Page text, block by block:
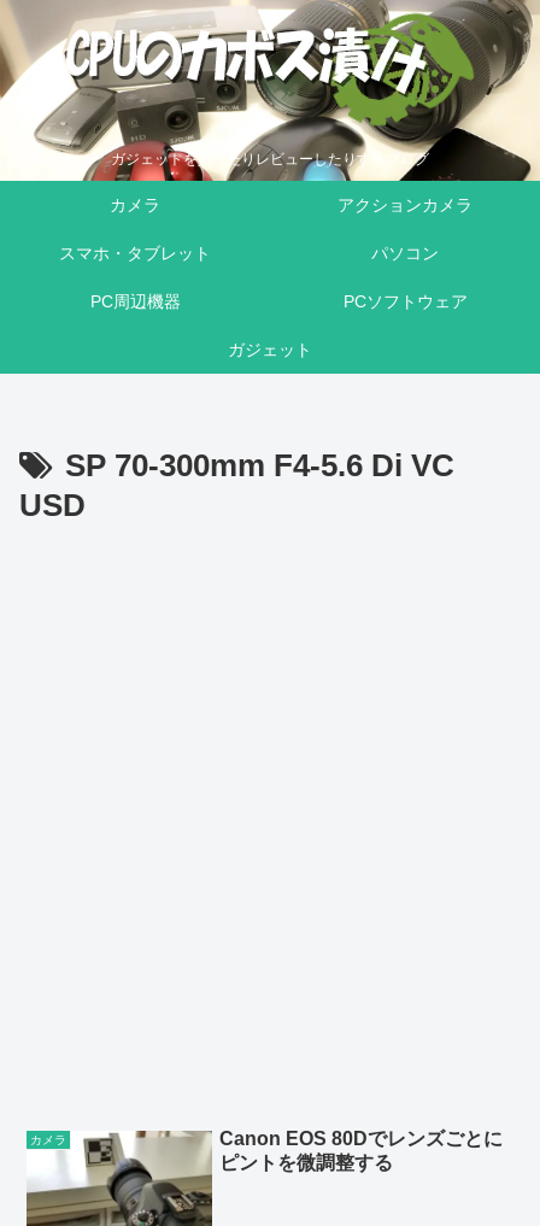
ガジェットを買ったりレビューしたりするブログ
カメラ アクションカメラ
スマホ・タブレット パソコン
PC周辺機器 PCソフトウェア
ガジェット
SP 70-300mm F4-5.6 Di VC
USD
カメラ
Canon EOS 80Dでレンズごとに
ピントを微調整する